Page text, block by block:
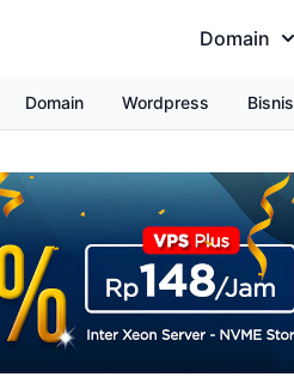
Domain
Domain Wordpress Bisnis